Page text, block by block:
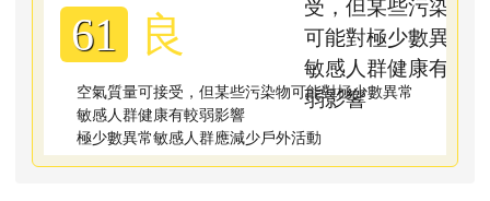
61 良
空氣質量可接受，但某些污染物可能對極少數異常
敏感人群健康有較弱影響
極少數異常敏感人群應減少戶外活動